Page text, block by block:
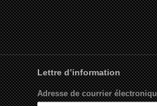
Lettre d’information
Adresse de courrier